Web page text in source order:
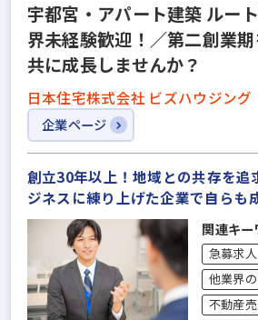
宇都宮・アパート建築 ルー
界未経験歓迎！／第二創業
共に成長しませんか？
日本住宅株式会社 ビズハウジン
企業ページ
創立30年以上！地域との共存を追
ジネスに練り上げた企業で自らも
関連キー
急募求人
他業界
不動産